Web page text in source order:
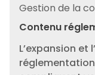
Gestion de la
Contenu
L’expansion